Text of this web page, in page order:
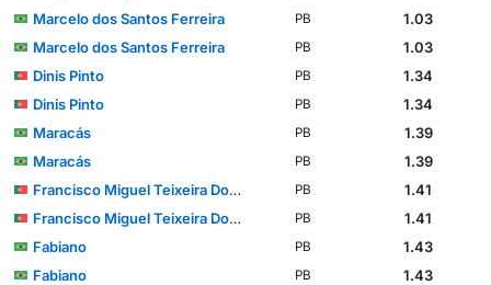
Marcelo dos Santos Ferreira
PB
1.03
Marcelo dos Santos Ferreira
PB
1.03
Dinis Pinto
PB
1.34
Dinis Pinto
PB
1.34
Maracás
PB
1.39
Maracás
PB
1.39
Francisco Miguel Teixeira Domingues
PB
1.41
Francisco Miguel Teixeira Domingues
PB
1.41
Fabiano
PB
1.43
Fabiano
PB
1.43